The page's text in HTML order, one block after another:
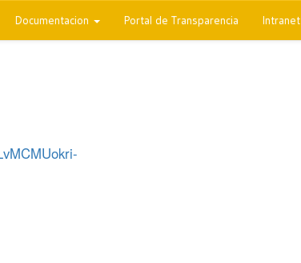
Documentacion Portal de Transparencia Intranet